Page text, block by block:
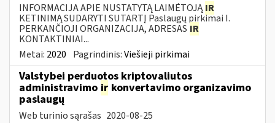
INFORMACIJA APIE NUSTATYTĄ LAIMĖTOJĄIR
KETINIMĄ SUDARYTI SUTARTĮ Paslaugų pirkimai I.
PERKANČIOJI ORGANIZACIJA, ADRESAS IR
KONTAKTINIAI...
Metai: 2020 Pagrindinis:Viešieji pirkimai
Valstybei perduotos kriptovaliutos
administravimo ir konvertavimo organizavimo
paslaugų
Web turinio sąrašas 2020-08-25